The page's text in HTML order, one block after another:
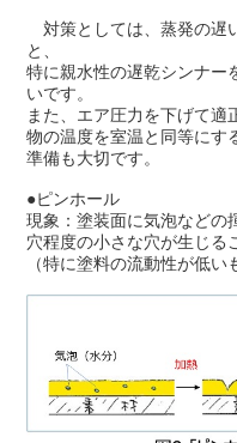
対策としては、蒸発の遅
と、
特に親水性の遅乾シンナー
いです。
また、エア圧力を下げて適
物の温度を室温と同等にす
準備も大切です。
●ピンホール
現象：塗装面に気泡などの
穴程度の小さな穴が生じる
（特に塗料の流動性が低い